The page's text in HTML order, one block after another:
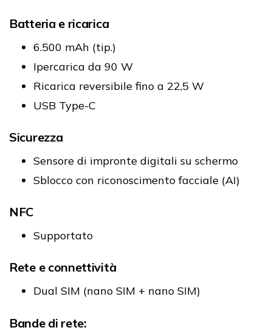
Batteria e ricarica
6.500 mAh (tip.)
Ipercarica da 90 W
Ricarica reversibile fino a 22,5 W
USB Type-C
Sicurezza
Sensore di impronte digitali su schermo
Sblocco con riconoscimento facciale (AI)
NFC
Supportato
Rete e connettività
Dual SIM (nano SIM + nano SIM)
Bande di rete: